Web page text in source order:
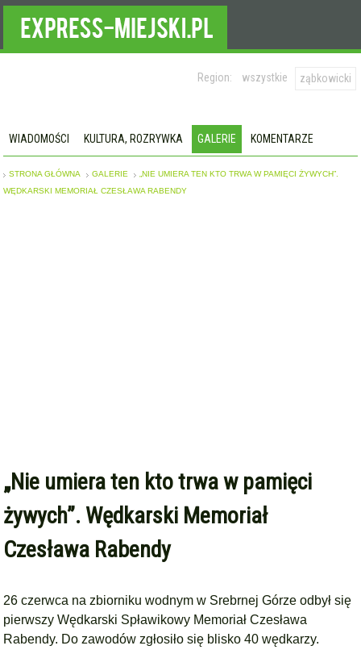
Region: wszystkie ząbkowicki
WIADOMOŚCI KULTURA, ROZRYWKA GALERIE KOMENTARZE
STRONA GŁÓWNA GALERIE
„NIE UMIERA TEN KTO TRWA W PAMIĘCI ŻYWYCH”.
WĘDKARSKI MEMORIAŁ CZESŁAWA RABENDY
„Nie umiera ten kto trwa w pamięci
żywych”. Wędkarski Memoriał
Czesława Rabendy
26 czerwca na zbiorniku wodnym w Srebrnej Górze odbył się
pierwszy Wędkarski Spławikowy Memoriał Czesława
Rabendy. Do zawodów zgłosiło się blisko 40 wędkarzy.